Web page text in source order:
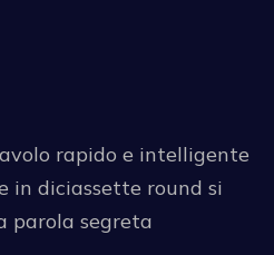
rapido e intelligente
in diciassette round si
parola segreta